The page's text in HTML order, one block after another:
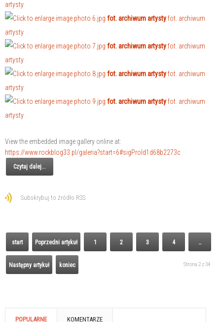
artysty
fot. archiwum artystyfot. archiwum
artysty
fot. archiwum artystyfot. archiwum
artysty
fot. archiwum artystyfot. archiwum
artysty
fot. archiwum artystyfot. archiwum
artysty
View the embedded image gallery online at:
https://www.rockblog33.pl/galeria?start=6#sigProId1d68b2273c
Czytaj dalej...
Subskrybuj to źródło RSS
start Poprzedni artykuł 1 2 3 4 …
Następny artykuł koniec Strona 2 z 34
POPULARNE KOMENTARZE